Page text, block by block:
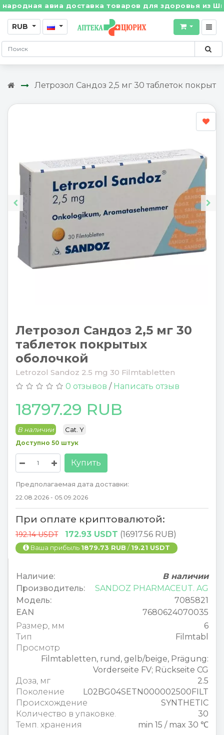
авиа доставка товаров для здоровья из
RUB
Летрозол Сандоз 2,5 мг 30 таблеток
Летрозол Сандоз 2,5 мг 30
таблеток покрытых
оболочкой
Letrozol Sandoz 2.5 mg 30 Filmtabletten
0 отзывов / Написать отзыв
18797.29 RUB
В наличии Cat. Y
Доступно 50 штук
Купить
Предполагаемая дата доставки:
22.08.2026 - 05.09.2026
При оплате криптовалютой:
192.14 USDT 172.93 USDT (16917.56 RUB)
Ваша прибыль 1879.73 RUB / 19.21 USDT
Наличие:
В наличии
Производитель:
SANDOZ PHARMACEUT. AG
Модель:
7085821
EAN
7680624070035
Размер, мм
6
Тип
Filmtabl
Просмотр
Filmtabletten, rund, gelb/beige, Prägung:
Vorderseite FV; Rückseite CG
Доза, мг
2.5
Поколение
L02BG04SETN000002500FILT
Происхождение
SYNTHETIC
Количество в упаковке.
30
Темп. хранения
min 15 / max 30 ℃